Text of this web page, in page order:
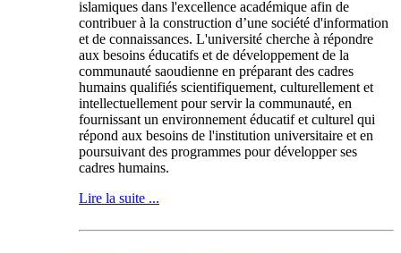
islamiques dans l'excellence académique afin de
contribuer à la construction d’une société d'information
et de connaissances. L'université cherche à répondre
aux besoins éducatifs et de développement de la
communauté saoudienne en préparant des cadres
humains qualifiés scientifiquement, culturellement et
intellectuellement pour servir la communauté, en
fournissant un environnement éducatif et culturel qui
répond aux besoins de l'institution universitaire et en
poursuivant des programmes pour développer ses
cadres humains.
Lire la suite ...